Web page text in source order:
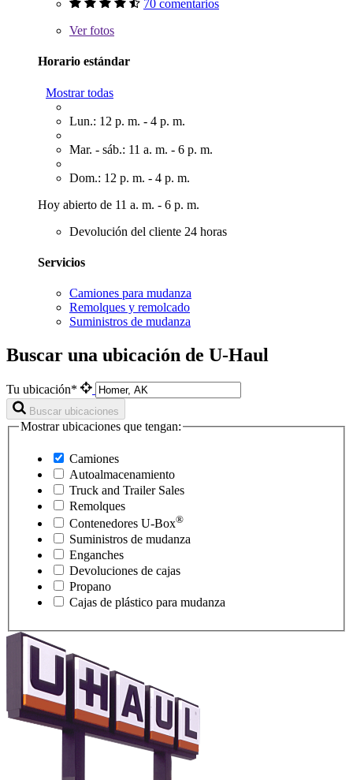
70 comentarios
Verfotos
Horario estándar
Mostrar todas
Lun.: 12 p. m. - 4 p. m.
Mar. - sáb.: 11 a. m. - 6 p. m.
Dom.: 12 p. m. - 4 p. m.
Hoy abierto de 11 a. m. - 6 p. m.
Devolución del cliente 24 horas
Servicios
Camiones para mudanza
Remolques y remolcado
Suministros de mudanza
Buscar una ubicación de U-Haul
Tu ubicación*
Buscar ubicaciones
Mostrar ubicaciones que tengan:
Camiones
Autoalmacenamiento
Truck and Trailer Sales
Remolques
Contenedores U-Box®
Suministros de mudanza
Enganches
Devoluciones de cajas
Propano
Cajas de plástico para mudanza